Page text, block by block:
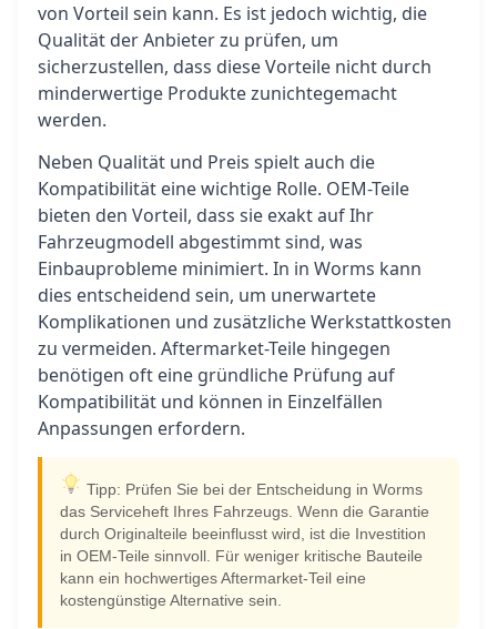
von Vorteil sein kann. Es ist jedoch wichtig, die
Qualität der Anbieter zu prüfen, um
sicherzustellen, dass diese Vorteile nicht durch
minderwertige Produkte zunichtegemacht
werden.
Neben Qualität und Preis spielt auch die
Kompatibilität eine wichtige Rolle. OEM-Teile
bieten den Vorteil, dass sie exakt auf Ihr
Fahrzeugmodell abgestimmt sind, was
Einbauprobleme minimiert. In in Worms kann
dies entscheidend sein, um unerwartete
Komplikationen und zusätzliche Werkstattkosten
zu vermeiden. Aftermarket-Teile hingegen
benötigen oft eine gründliche Prüfung auf
Kompatibilität und können in Einzelfällen
Anpassungen erfordern.
Tipp: Prüfen Sie bei der Entscheidung in Worms
das Serviceheft Ihres Fahrzeugs. Wenn die Garantie
durch Originalteile beeinflusst wird, ist die Investition
in OEM-Teile sinnvoll. Für weniger kritische Bauteile
kann ein hochwertiges Aftermarket-Teil eine
kostengünstige Alternative sein.